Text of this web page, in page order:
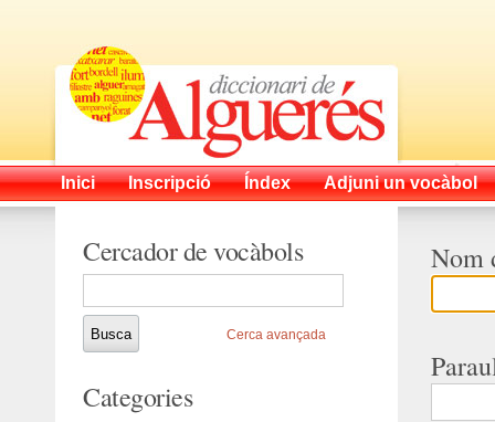
Inici Inscripció Índex Adjuni un vocàbol
Nom
Cercador de vocàbols
Cerca avançada
Categories